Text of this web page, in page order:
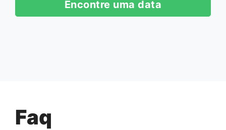
Encontre uma data
Faq